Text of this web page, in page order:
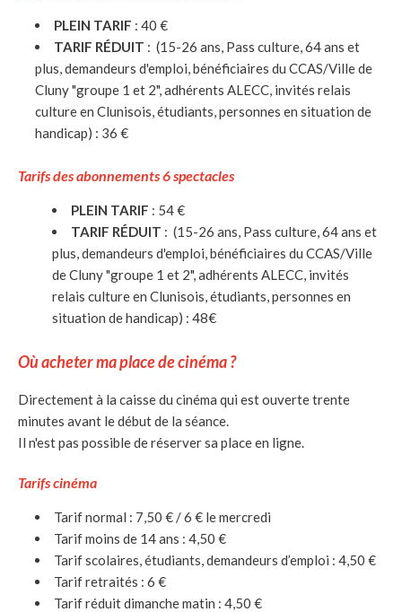
PLEIN TARIF : 40 €
TARIF RÉDUIT : (15-26 ans, Pass culture, 64 ans et
plus, demandeurs d'emploi, bénéficiaires du CCAS/Ville de
Cluny "groupe 1 et 2", adhérents ALECC, invités relais
culture en Clunisois, étudiants, personnes en situation de
handicap) : 36 €
Tarifs des abonnements 6 spectacles
PLEIN TARIF : 54 €
TARIF RÉDUIT : (15-26 ans, Pass culture, 64 ans et
plus, demandeurs d'emploi, bénéficiaires du CCAS/Ville
de Cluny "groupe 1 et 2", adhérents ALECC, invités
relais culture en Clunisois, étudiants, personnes en
situation de handicap) : 48€
Où acheter ma place de cinéma ?
Directement à la caisse du cinéma qui est ouverte trente
minutes avant le début de la séance.
Il n'est pas possible de réserver sa place en ligne.
Tarifs cinéma
Tarif normal : 7,50 € / 6 € le mercredi
Tarif moins de 14 ans : 4,50 €
Tarif scolaires, étudiants, demandeurs d’emploi : 4,50 €
Tarif retraités : 6 €
Tarif réduit dimanche matin : 4,50 €